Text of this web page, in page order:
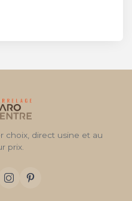
choix, direct usine et au
prix.